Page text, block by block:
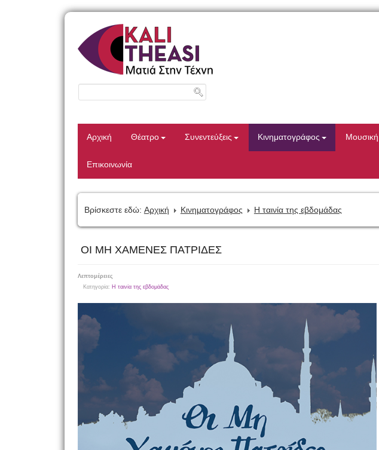
Αρχική Θέατρο Συνεντεύξεις Κινηματογράφος Μουσική
Επικοινωνία
Βρίσκεστε εδώ: Αρχική Κινηματογράφος Η ταινία της εβδομάδας
ΟΙ ΜΗ ΧΑΜΕΝΕΣ ΠΑΤΡΙΔΕΣ
Λεπτομέρειες
Κατηγορία: Η ταινία της εβδομάδας